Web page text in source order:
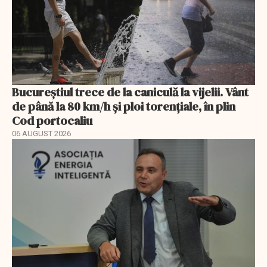
Bucureștiul trece de la caniculă la vijelii. Vânt
de până la 80 km/h și ploi torențiale, în plin
Cod portocaliu
06 AUGUST 2026